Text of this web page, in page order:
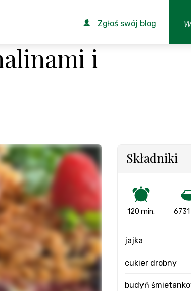
Zgłoś swój blog
i
Składniki
120 min. 6731
jajka
cukier drobny
budyń